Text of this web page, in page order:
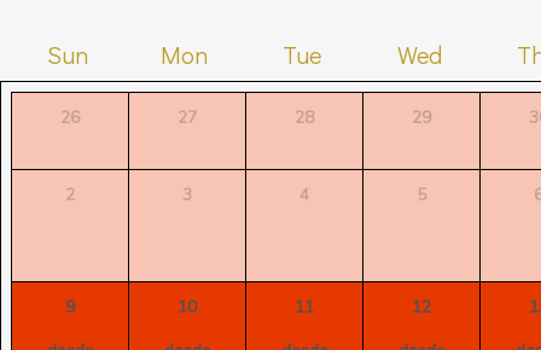
Sun Mon Tue Wed
26 27 28 29
2 3 4 5
9 10 11 12